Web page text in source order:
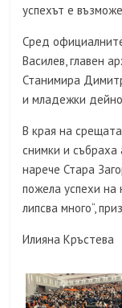
успехът е
Сред
Василев, главен
Станимира
и младежки
В края на
снимки и
нарече Стара
пожела успехи на
липсва много“,
Илияна Кръстева